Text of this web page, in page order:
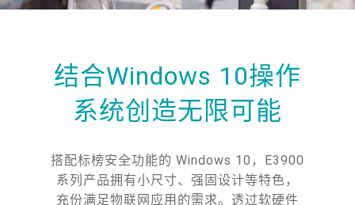
结合Windows 10操作
系统创造无限可能
搭配标榜安全功能的 Windows 10，E3900
系列产品拥有小尺寸、强固设计等特色，
充份满足物联网应用的需求。透过软硬件